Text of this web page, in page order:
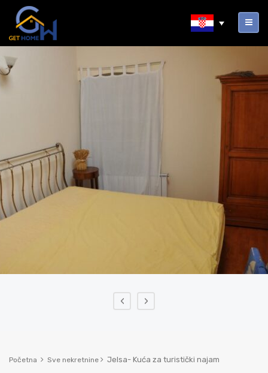
‹ ›
Početna Sve nekretnine Jelsa- Kuća za turistički najam